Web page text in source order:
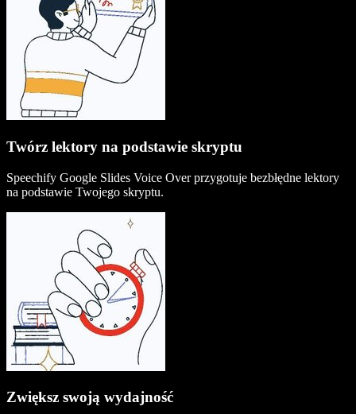
Twórz lektory na podstawie skryptu
Speechify Google Slides Voice Over przygotuje bezbłędne lektory
na podstawie Twojego skryptu.
Zwiększ swoją wydajność